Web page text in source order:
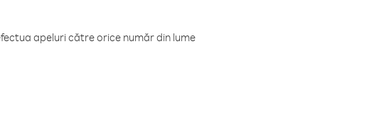
apeluri către orice număr din lume